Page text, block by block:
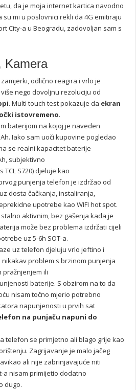
da je moja internet kartica navodno
su mi u poslovnici rekli da 4G emitiraju
City-a u Beogradu, zadovoljan sam s
Kamera
odlično reagira i vrlo je
nego dovoljnu rezoluciju od
. Multi touch test pokazuje da ekran
istovremeno.
baterijom na kojoj je naveden
Iako sam uoči kupovine pogledao
se realni kapacitet baterije
subjektivno
S720) djeluje kao
punjenja telefon je izdržao od
dosta čačkanja, instaliranja,
upotrebe kao WIFI hot spot.
aktivnim, bez gašenja kada je
može bez problema izdržati cijeli
uz 5-6h SOT-a.
uz telefon djeluju vrlo jeftino i
problem s brzinom punjenja
pražnjenjem ili
baterije. S obzirom na to da
nisam točno mjerio potrebno
napunjenosti u prvih sat
na punjaču napuni do
telefon se primjetno ali blago grije kao
Zagrijavanje je malo jačeg
ali nije zabrinjavajuće niti
a nisam primijetio dodatno
dugo.